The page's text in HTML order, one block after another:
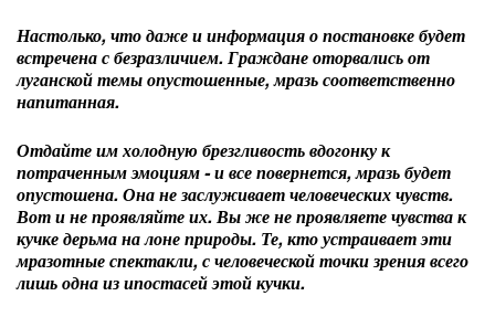
Настолько, что даже и информация о постановке будет
встречена с безразличием. Граждане оторвались от
луганской темы опустошенные, мразь соответственно
напитанная.
Отдайте им холодную брезгливость вдогонку к
потраченным эмоциям - и все повернется, мразь будет
опустошена. Она не заслуживает человеческих чувств.
Вот и не проявляйте их. Вы же не проявляете чувства к
кучке дерьма на лоне природы. Те, кто устраивает эти
мразотные спектакли, с человеческой точки зрения всего
лишь одна из ипостасей этой кучки.